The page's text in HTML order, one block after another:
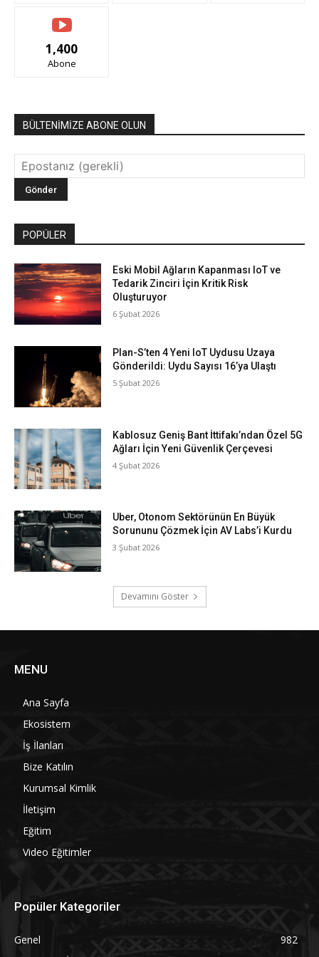
1,400
Abone
BÜLTENİMİZE ABONE OLUN
POPÜLER
Eski Mobil Ağların Kapanması IoT ve
Tedarik Zinciri İçin Kritik Risk
Oluşturuyor
6 Şubat 2026
Plan-S’ten 4 Yeni IoT Uydusu Uzaya
Gönderildi: Uydu Sayısı 16’ya Ulaştı
5 Şubat 2026
Kablosuz Geniş Bant İttifakı’ndan Özel 5G
Ağları İçin Yeni Güvenlik Çerçevesi
4 Şubat 2026
Uber, Otonom Sektörünün En Büyük
Sorununu Çözmek İçin AV Labs’i Kurdu
3 Şubat 2026
Devamını Göster
MENU
Ana Sayfa
Ekosistem
İş İlanları
Bize Katılın
Kurumsal Kimlik
İletişim
Eğitim
Video Eğitimler
Popüler Kategoriler
Genel
982